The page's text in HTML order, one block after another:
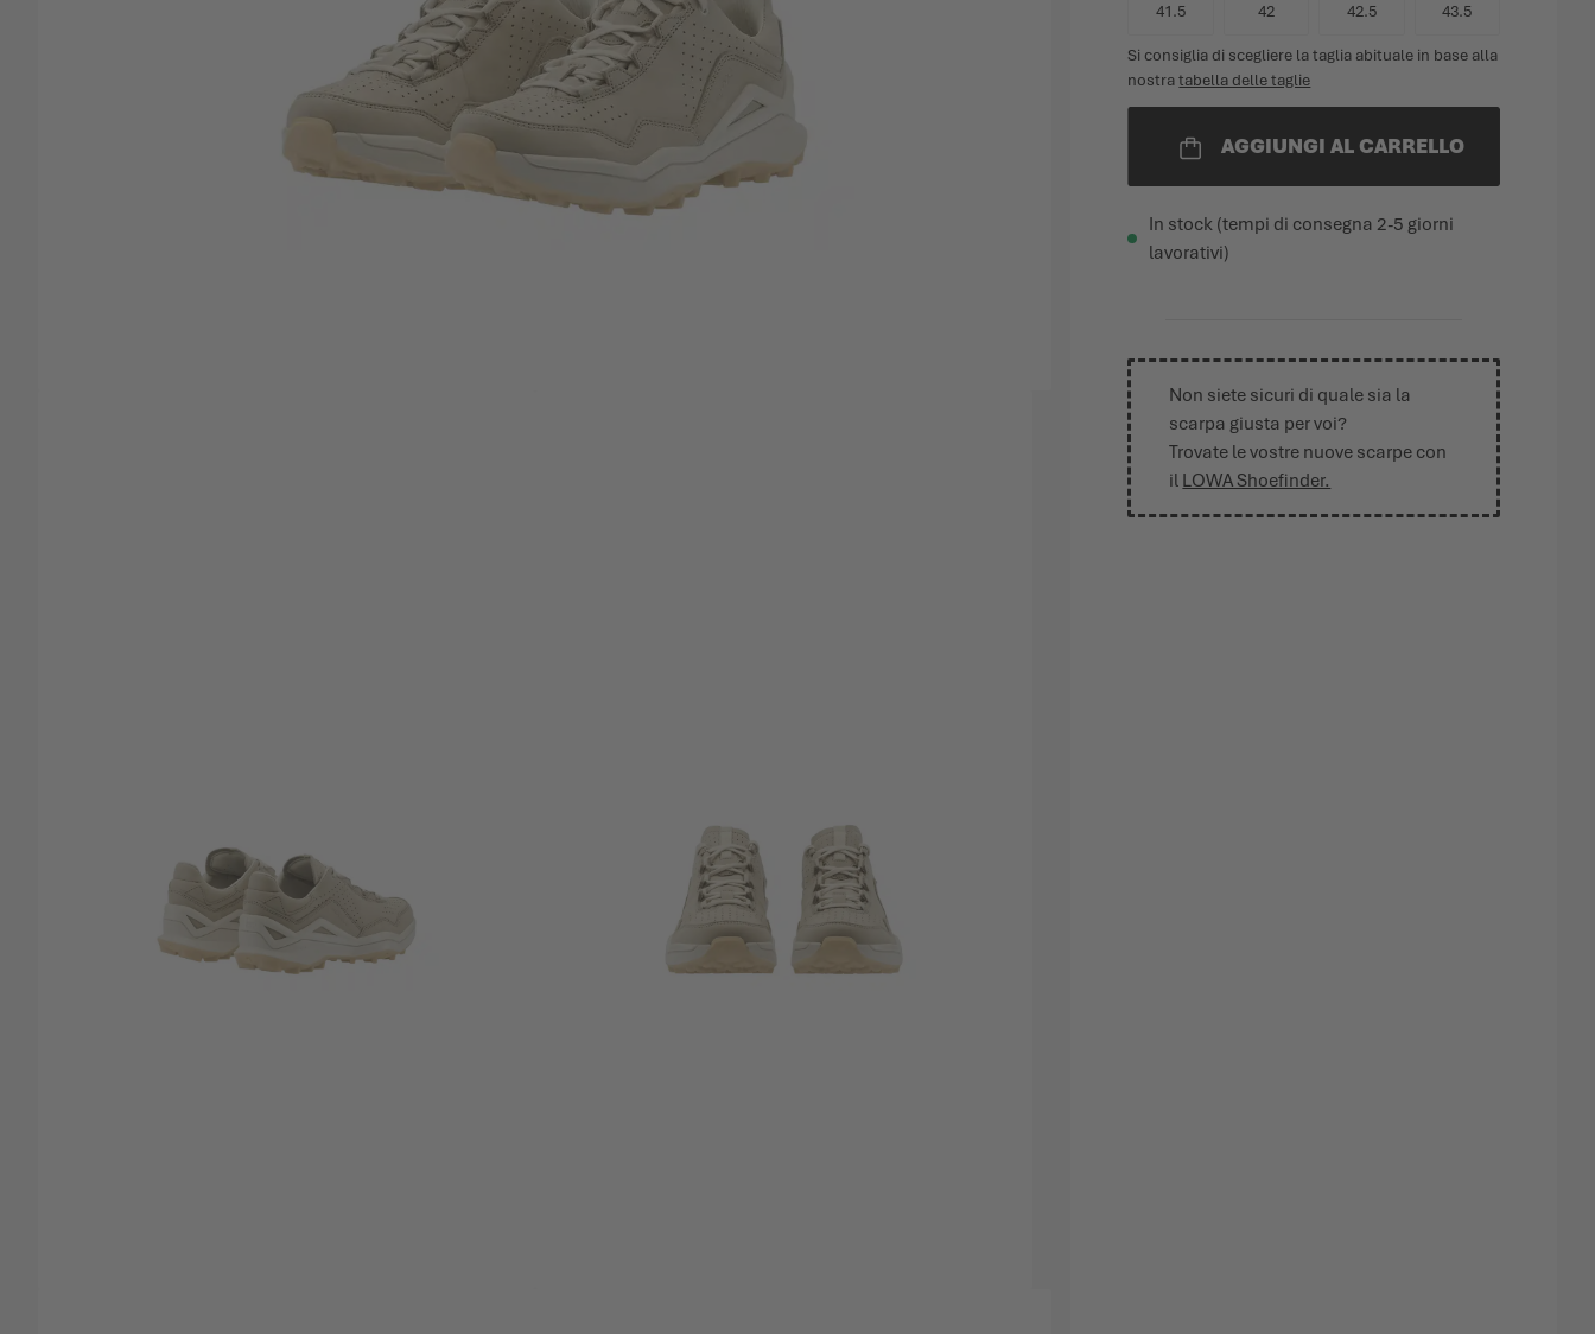
41.5 42 42.5 43.5
Si consiglia di scegliere la taglia abituale in base alla
nostratabella delle taglie
AGGIUNGI AL CARRELLO
In stock (tempi di consegna 2-5 giorni
lavorativi)
Non siete sicuri di quale sia la
scarpa giusta per voi?
Trovate le vostre nuove scarpe con
il LOWA Shoefinder.